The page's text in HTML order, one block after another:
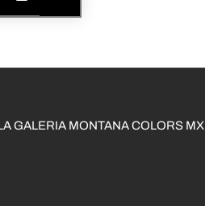
GALERIA MONTANA COLORS MX